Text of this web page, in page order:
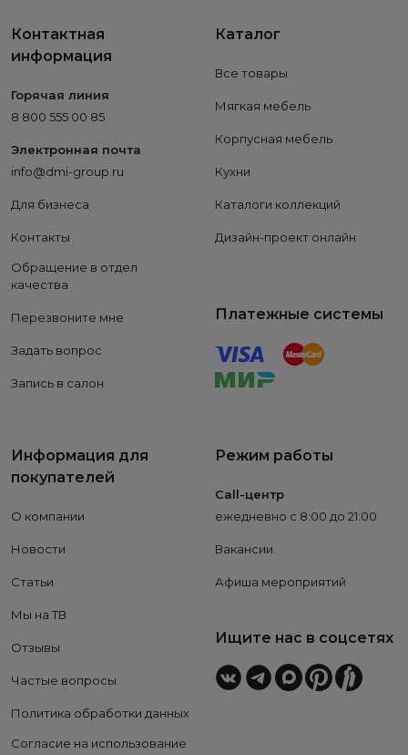
Контактная
информация
Горячая линия
8 800 555 00 85
Электронная почта
info@dmi-group.ru
Для бизнеса
Контакты
Обращение в отдел
качества
Перезвоните мне
Задать вопрос
Запись в салон
Каталог
Все товары
Мягкая мебель
Корпусная мебель
Кухни
Каталоги коллекций
Дизайн-проект онлайн
Платежные системы
Информация для
покупателей
О компании
Новости
Статьи
Мы на ТВ
Отзывы
Частые вопросы
Политика обработки данных
Согласие на использование
Режим работы
Call-центр
ежедневно с 8:00 до 21:00
Вакансии
Афиша мероприятий
Ищите нас в соцсетях